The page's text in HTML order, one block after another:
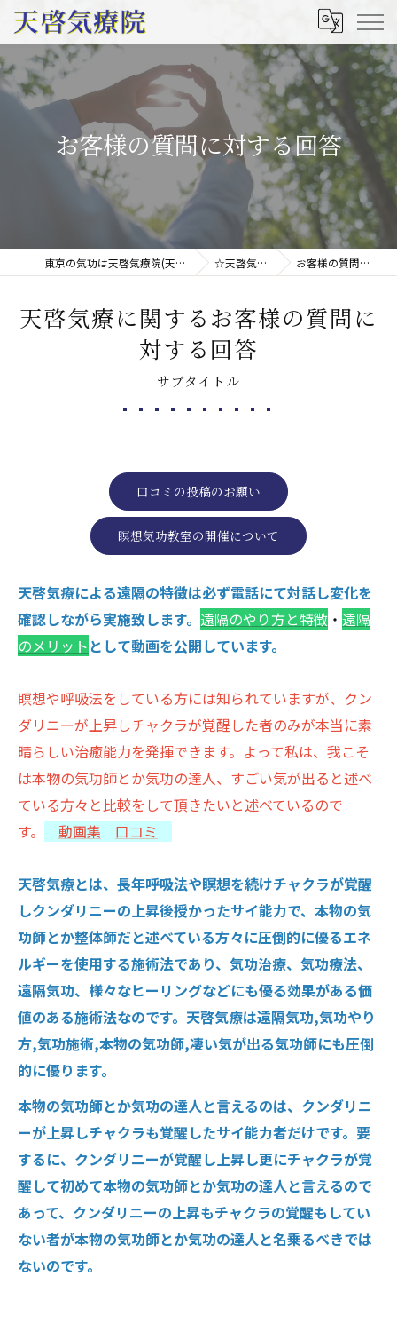
お客様の質問に対する回答
東京の気功は天啓気療院(天啓気功療法治療院) ☆天啓気療の特徴 お客様の質問に対する回答
天啓気療に関するお客様の質問に
対する回答
サブタイトル
口コミの投稿のお願い
瞑想気功教室の開催について
天啓気療による遠隔の特徴は必ず電話にて対話し変化を
確認しながら実施致します。 遠隔のやり方と特徴 ・ 遠隔
のメリットとして動画を公開しています。
瞑想や呼吸法をしている方には知られていますが、クン
ダリニーが上昇しチャクラが覚醒した者のみが本当に素
晴らしい治癒能力を発揮できます。よって私は、我こそ
は本物の気功師とか気功の達人、すごい気が出ると述べ
ている方々と比較をして頂きたいと述べているので
す。
動画集 口コミ
天啓気療とは、長年呼吸法や瞑想を続けチャクラが覚醒
しクンダリニーの上昇後授かったサイ能力で、本物の気
功師とか整体師だと述べている方々に圧倒的に優るエネ
ルギーを使用する施術法であり、気功治療、気功療法、
遠隔気功、様々なヒーリングなどにも優る効果がある価
値のある施術法なのです。天啓気療は遠隔気功,気功やり
方,気功施術,本物の気功師,凄い気が出る気功師にも圧倒
的に優ります。
本物の気功師とか気功の達人と言えるのは、クンダリニ
ーが上昇しチャクラも覚醒したサイ能力者だけです。要
するに、クンダリニーが覚醒し上昇し更にチャクラが覚
醒して初めて本物の気功師とか気功の達人と言えるので
あって、クンダリニーの上昇もチャクラの覚醒もしてい
ない者が本物の気功師とか気功の達人と名乗るべきでは
ないのです。